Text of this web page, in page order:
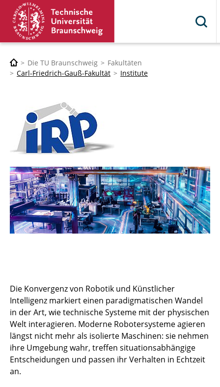
Die TU Braunschweig
Fakultäten
Carl-Friedrich-Gauß-Fakultät
Institute
Die Konvergenz von Robotik und Künstlicher
Intelligenz markiert einen paradigmatischen Wandel
in der Art, wie technische Systeme mit der physischen
Welt interagieren. Moderne Robotersysteme agieren
längst nicht mehr als isolierte Maschinen: sie nehmen
ihre Umgebung wahr, treffen situationsabhängige
Entscheidungen und passen ihr Verhalten in Echtzeit
an.